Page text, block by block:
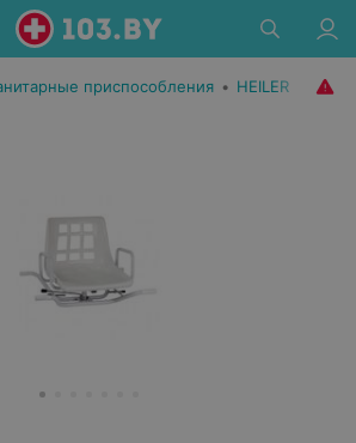
приспособления • HEILER